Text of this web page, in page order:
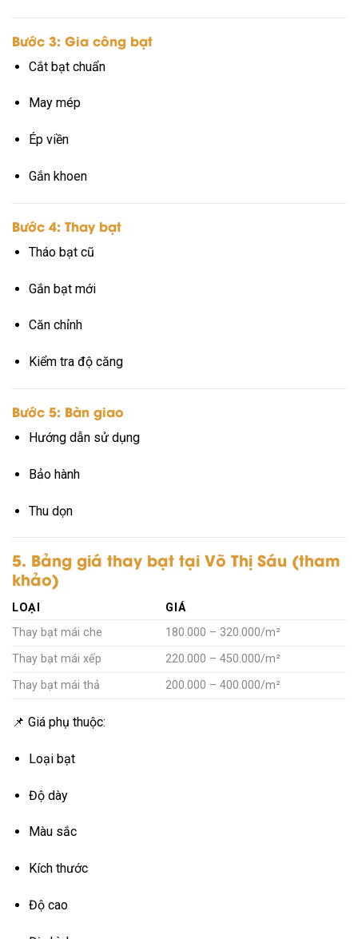
Bước 3: Gia công bạt
Cắt bạt chuẩn
May mép
Ép viền
Gắn khoen
Bước 4: Thay bạt
Tháo bạt cũ
Gắn bạt mới
Căn chỉnh
Kiểm tra độ căng
Bước 5: Bàn giao
Hướng dẫn sử dụng
Bảo hành
Thu dọn
5. Bảng giá thay bạt tại Võ Thị Sáu (tham
khảo)
LOẠI
GIÁ
Thay bạt mái che
180.000 – 320.000/m²
Thay bạt mái xếp
220.000 – 450.000/m²
Thay bạt mái thả
200.000 – 400.000/m²
📌 Giá phụ thuộc:
Loại bạt
Độ dày
Màu sắc
Kích thước
Độ cao